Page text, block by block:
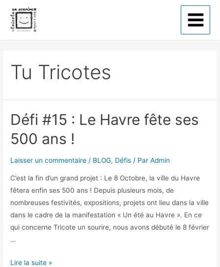
Tu Tricotes
Défi #15 : Le Havre fête ses
500 ans !
Laisser un commentaire / BLOG, Défis / ParAdmin
C’est la fin d’un grand projet : Le 8 Octobre, la ville du Havre
fêtera enfin ses 500 ans ! Depuis plusieurs mois, de
nombreuses festivités, expositions, projets ont lieu dans la ville
dans le cadre de la manifestation « Un été au Havre ». En ce
qui concerne Tricote un sourire, nous avons débuté le 8 février
…
Lire la suite »